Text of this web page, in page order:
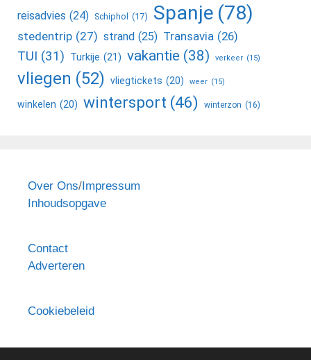
reisadvies (24) Schiphol (17) Spanje (78)
stedentrip (27) strand (25) Transavia (26)
TUI (31) Turkije (21) vakantie (38) verkeer (15)
vliegen (52) vliegtickets (20) weer (15)
winkelen (20) wintersport (46) winterzon (16)
Over Ons/Impressum
Inhoudsopgave
Contact
Adverteren
Cookiebeleid